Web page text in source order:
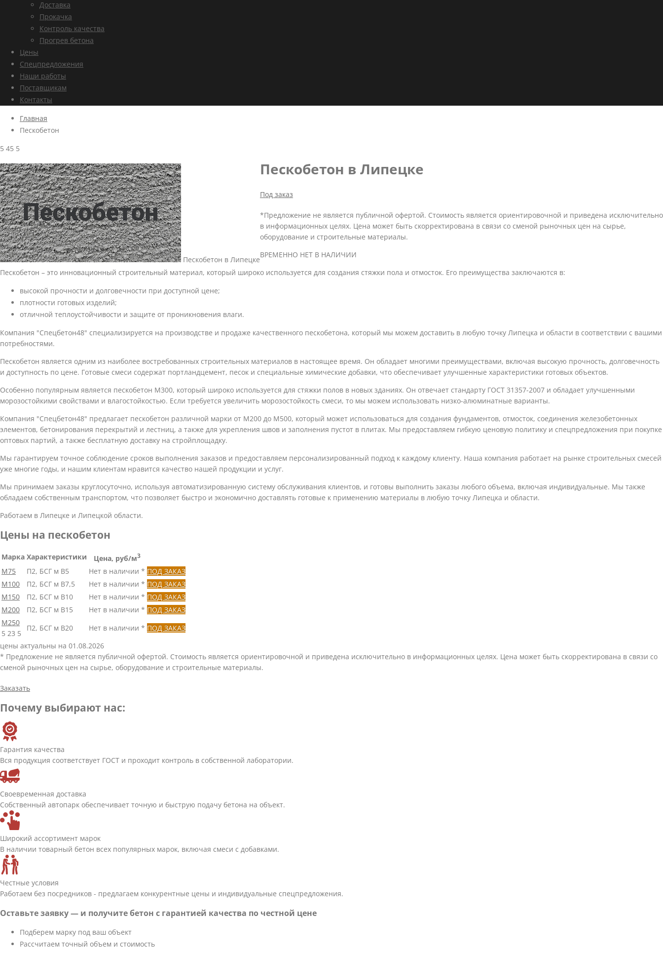
Доставка
Прокачка
Контроль качества
Прогрев бетона
Цены
Спецпредложения
Наши работы
Поставщикам
Контакты
Главная
Пескобетон
5 45 5
Пескобетон в Липецке
Пескобетон в Липецке
Под заказ
*Предложение не является публичной офертой. Стоимость является ориентировочной и приведена исключительно
в информационных целях. Цена может быть скорректирована в связи со сменой рыночных цен на сырье,
оборудование и строительные материалы.
ВРЕМЕННО НЕТ В НАЛИЧИИ
Пескобетон – это инновационный строительный материал, который широко используется для создания стяжки пола и отмосток. Его преимущества заключаются в:
высокой прочности и долговечности при доступной цене;
плотности готовых изделий;
отличной теплоустойчивости и защите от проникновения влаги.
Компания "Спецбетон48" специализируется на производстве и продаже качественного пескобетона, который мы можем доставить в любую точку Липецка и области в соответствии с вашими
потребностями.
Пескобетон является одним из наиболее востребованных строительных материалов в настоящее время. Он обладает многими преимуществами, включая высокую прочность, долговечность
и доступность по цене. Готовые смеси содержат портландцемент, песок и специальные химические добавки, что обеспечивает улучшенные характеристики готовых объектов.
Особенно популярным является пескобетон М300, который широко используется для стяжки полов в новых зданиях. Он отвечает стандарту ГОСТ 31357-2007 и обладает улучшенными
морозостойкими свойствами и влагостойкостью. Если требуется увеличить морозостойкость смеси, то мы можем использовать низко-алюминатные варианты.
Компания "Спецбетон48" предлагает пескобетон различной марки от М200 до М500, который может использоваться для создания фундаментов, отмосток, соединения железобетонных
элементов, бетонирования перекрытий и лестниц, а также для укрепления швов и заполнения пустот в плитах. Мы предоставляем гибкую ценовую политику и спецпредложения при покупке
оптовых партий, а также бесплатную доставку на стройплощадку.
Мы гарантируем точное соблюдение сроков выполнения заказов и предоставляем персонализированный подход к каждому клиенту. Наша компания работает на рынке строительных смесей
уже многие годы, и нашим клиентам нравится качество нашей продукции и услуг.
Мы принимаем заказы круглосуточно, используя автоматизированную систему обслуживания клиентов, и готовы выполнить заказы любого объема, включая индивидуальные. Мы также
обладаем собственным транспортом, что позволяет быстро и экономично доставлять готовые к применению материалы в любую точку Липецка и области.
Работаем в Липецке и Липецкой области.
Цены на пескобетон
Марка Характеристики Цена, руб/м3
М75 П2, БСГ м В5 Нет в наличии * ПОД ЗАКАЗ
М100
П2, БСГ м В7,5 Нет в наличии * ПОД ЗАКАЗ
М150
П2, БСГ м В10 Нет в наличии * ПОД ЗАКАЗ
М200
П2, БСГ м В15 Нет в наличии * ПОД ЗАКАЗ
М250
5 23 5
П2, БСГ м В20 Нет в наличии * ПОД ЗАКАЗ
цены актуальны на 01.08.2026
* Предложение не является публичной офертой. Стоимость является ориентировочной и приведена исключительно в информационных целях. Цена может быть скорректирована в связи со
сменой рыночных цен на сырье, оборудование и строительные материалы.
Заказать
Почему выбирают нас:
Гарантия качества
Вся продукция соответствует ГОСТ и проходит контроль в собственной лаборатории.
Своевременная доставка
Собственный автопарк обеспечивает точную и быструю подачу бетона на объект.
Широкий ассортимент марок
В наличии товарный бетон всех популярных марок, включая смеси с добавками.
Честные условия
Работаем без посредников - предлагаем конкурентные цены и индивидуальные спецпредложения.
Оставьте заявку — и получите бетон с гарантией качества по честной цене
Подберем марку под ваш объект
Рассчитаем точный объем и стоимость